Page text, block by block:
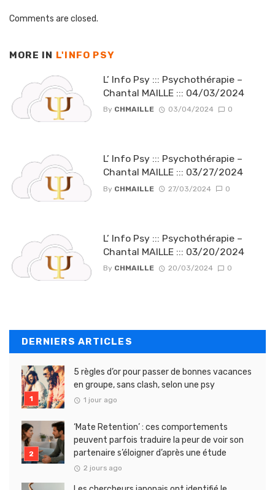
Comments are closed.
MORE IN L'INFO PSY
L’ Info Psy ::: Psychothérapie –
Chantal MAILLE ::: 04/03/2024
By CHMAILLE 03/04/2024 0
L’ Info Psy ::: Psychothérapie –
Chantal MAILLE ::: 03/27/2024
By CHMAILLE 27/03/2024 0
L’ Info Psy ::: Psychothérapie –
Chantal MAILLE ::: 03/20/2024
By CHMAILLE 20/03/2024 0
DERNIERS ARTICLES
5 règles d’or pour passer de bonnes vacances
en groupe, sans clash, selon une psy
1 jour ago
‘Mate Retention’ : ces comportements
peuvent parfois traduire la peur de voir son
partenaire s’éloigner d’après une étude
2 jours ago